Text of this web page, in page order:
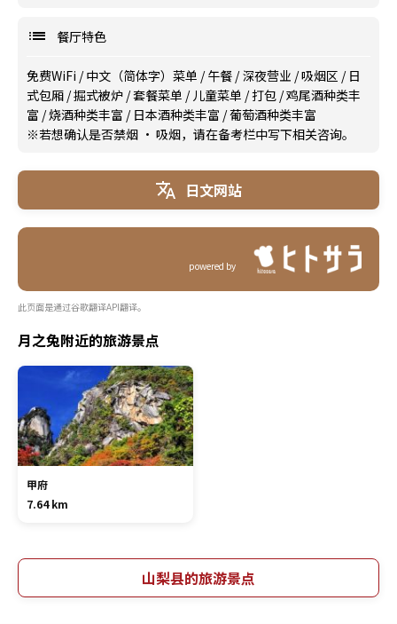
餐厅特色
免费WiFi /中文（简体字）菜单 /午餐 /深夜营业 /吸烟区 / 日
式包厢 /掘式被炉 /套餐菜单 /儿童菜单 /打包 /鸡尾酒种类丰
富 /烧酒种类丰富 / 日本酒种类丰富 /葡萄酒种类丰富
※若想确认是否禁烟 · 吸烟，请在备考栏中写下相关咨询。
日文网站
powered by
此页面是通过谷歌翻译API翻译。
月之兔附近的旅游景点
甲府
7.64 km
山梨县的旅游景点